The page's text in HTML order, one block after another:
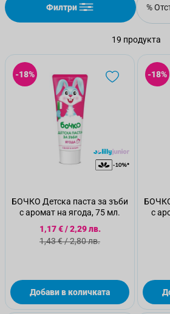
Филтри
19 продукта
-18%
БОЧКО Детска паста за зъби
с аромат на ягода, 75 мл.
Специална цена
1,17 €/2,29 лв.
Стандартна цена
1,43 €/2,80 лв.
Добави в количката
-18%
с